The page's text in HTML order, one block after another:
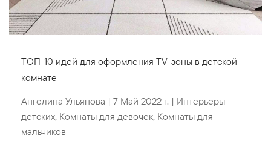
ТОП-10 идей для оформления TV-зоны в детской
комнате
Ангелина Ульянова | 7 Май 2022 г. | Интерьеры
детских, Комнаты для девочек, Комнаты для
мальчиков